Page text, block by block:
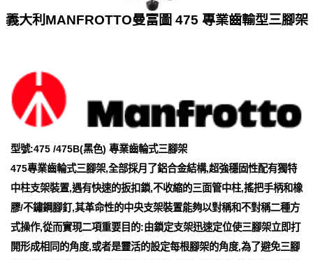
義大利MANFROTTO曼富圖 475 專業齒輸型三腳架
型號:475 /475B(黑色) 專業齒輪式三腳架
475專業齒輪式三腳架,全部採月了鋁合金結構,超強穩固性配有獨特
中柱支架裝置,遇有快速的扳扣鎖,不收縮的三面管中柱,搖把手柄和橡
膠/不鏽鋼腳釘,其革命性的中央支架裝置能夠以對稱和不對稱二種方
式操作,從而實現二項重要目的:由鎖定支架迅速定位使三腳架立即打
開形成相同的角度,或者是靈活的設定每根腳架的角度,為了避免三腳